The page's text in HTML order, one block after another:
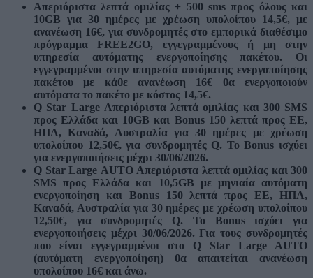
Απεριόριστα λεπτά ομιλίας + 500 sms προς όλους και
10GΒ για 30 ημέρες με χρέωση υπολοίπου 14,5€, με
ανανέωση 16€, για συνδρομητές στο εμπορικά διαθέσιμο
πρόγραμμα FREE2GO, εγγεγραμμένους ή μη στην
υπηρεσία αυτόματης ενεργοποίησης πακέτου. Οι
εγγεγραμμένοι στην υπηρεσία αυτόματης ενεργοποίησης
πακέτου με κάθε ανανέωση 16€ θα ενεργοποιούν
αυτόματα το πακέτο με κόστος 14,5€.
Q Star Large Απεριόριστα λεπτά ομιλίας και 300 SMS
προς Ελλάδα και 10GΒ και Bonus 150 λεπτά προς ΕΕ,
ΗΠΑ, Καναδά, Αυστραλία για 30 ημέρες με χρέωση
υπολοίπου 12,50€, για συνδρομητές Q. Το Bonus ισχύει
για ενεργοποιήσεις μέχρι 30/06/2026.
Q Star Large AUTO Απεριόριστα λεπτά ομιλίας και 300
SMS προς Ελλάδα και 10,5GB με μηνιαία αυτόματη
ενεργοποίηση και Bonus 150 λεπτά προς ΕΕ, ΗΠΑ,
Καναδά, Αυστραλία για 30 ημέρες με χρέωση υπολοίπου
12,50€, για συνδρομητές Q. Το Bonus ισχύει για
ενεργοποιήσεις μέχρι 30/06/2026. Για τους συνδρομητές
που είναι εγγεγραμμένοι στο Q Star Large AUTO
(αυτόματη ενεργοποίηση) θα απαιτείται ανανέωση
υπολοίπου 16€ και άνω.